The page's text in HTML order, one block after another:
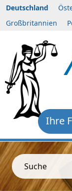
Deutschland
Großbritannien
Ihre
Suche